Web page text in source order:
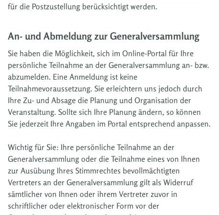
für die Postzustellung berücksichtigt werden.
An- und Abmeldung zur Generalversammlung
Sie haben die Möglichkeit, sich im Online-Portal für Ihre
persönliche Teilnahme an der Generalversammlung an- bzw.
abzumelden. Eine Anmeldung ist keine
Teilnahmevoraussetzung. Sie erleichtern uns jedoch durch
Ihre Zu- und Absage die Planung und Organisation der
Veranstaltung. Sollte sich Ihre Planung ändern, so können
Sie jederzeit Ihre Angaben im Portal entsprechend anpassen.
Wichtig für Sie: Ihre persönliche Teilnahme an der
Generalversammlung oder die Teilnahme eines von Ihnen
zur Ausübung Ihres Stimmrechtes bevollmächtigten
Vertreters an der Generalversammlung gilt als Widerruf
sämtlicher von Ihnen oder ihrem Vertreter zuvor in
schriftlicher oder elektronischer Form vor der